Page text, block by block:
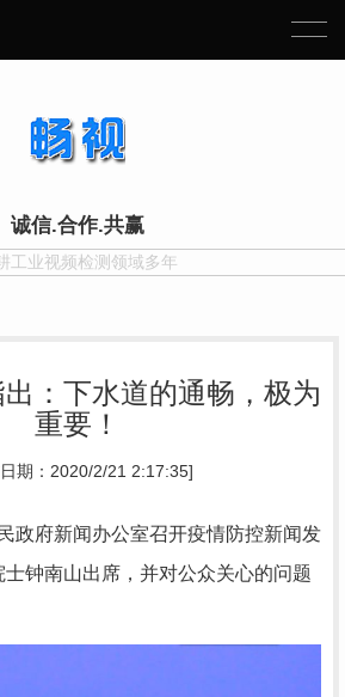
诚信.合作.共赢
工业视频检测领域多年
：下水道的通畅，极为
重要！
期：2020/2/21 2:17:35]
政府新闻办公室召开疫情防控新闻发
钟南山出席，并对公众关心的问题